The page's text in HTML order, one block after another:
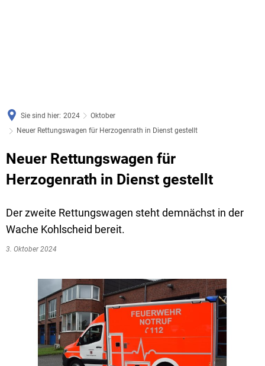
Sie sind hier: 2024
Oktober
Neuer Rettungswagen für Herzogenrath in Dienst gestellt
Neuer Rettungswagen für
Herzogenrath in Dienst gestellt
Der zweite Rettungswagen steht demnächst in der
Wache Kohlscheid bereit.
3. Oktober 2024